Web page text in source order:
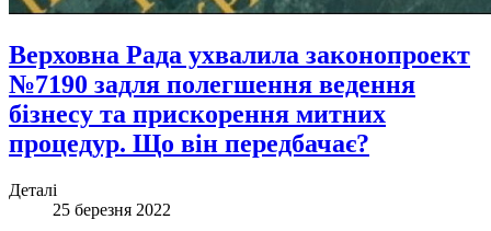
Верховна Рада ухвалила законопроект
№7190 задля полегшення ведення
бізнесу та прискорення митних
процедур. Що він передбачає?
Деталі
25 березня 2022